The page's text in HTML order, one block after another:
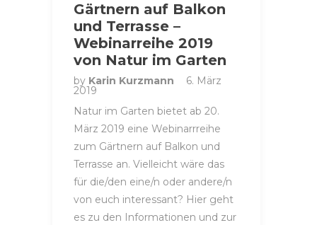
Gärtnern auf Balkon
und Terrasse –
Webinarreihe 2019
von Natur im Garten
by Karin Kurzmann 6. März
2019
Natur im Garten bietet ab 20.
März 2019 eine Webinarrreihe
zum Gärtnern auf Balkon und
Terrasse an. Vielleicht wäre das
für die/den eine/n oder andere/n
von euch interessant? Hier geht
es zu den Informationen und zur